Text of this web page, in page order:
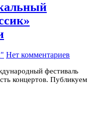
Нет комментариев
фестиваль
концертов. Публикуем